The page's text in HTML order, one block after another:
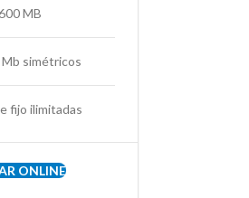
MB
simétricos
fijo ilimitadas
ONLINE